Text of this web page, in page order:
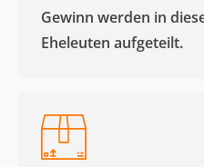
Gewinn werden in
Eheleuten aufgeteilt.​